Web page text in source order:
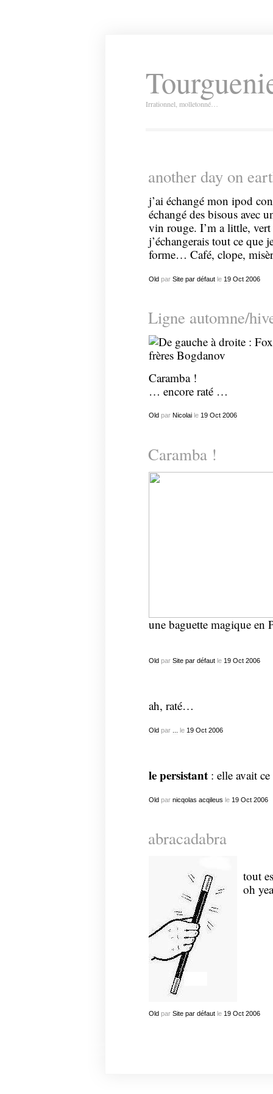
Irrationnel, molletonné…
another day on
j’ai échangé mon ipod
échangé des bisous avec
vin rouge. I’m a little,
j’échangerais tout ce
forme… Café, clope,
Oldpar Site par défautle 19 Oct 2006
Ligne automne/
Caramba !
… encore raté …
Oldpar Nicolaile 19 Oct 2006
Caramba !
une baguette magique en
Oldpar Site par défautle 19 Oct 2006
ah, raté…
Oldpar le 19 Oct 2006
le persistant: elle avait
Oldpar nicqolas acqileus le 19 Oct 2006
abracadabra
tout
oh
Oldpar Site par défautle 19 Oct 2006